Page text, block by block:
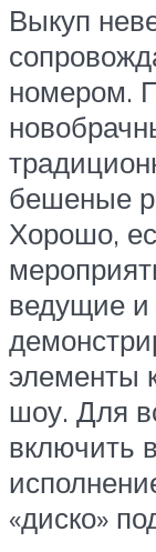
Выкуп
номером.
бешеные
Хорошо,
ведущие и
элементы
шоу. Для
включить
«диско»